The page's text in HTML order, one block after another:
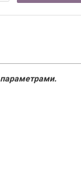
параметрами.